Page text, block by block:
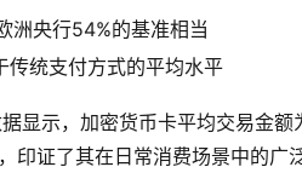
洲央行54%的基准相当
传统支付方式的平均水平
显示，加密货币卡平均交易金
印证了其在日常消费场景中的广